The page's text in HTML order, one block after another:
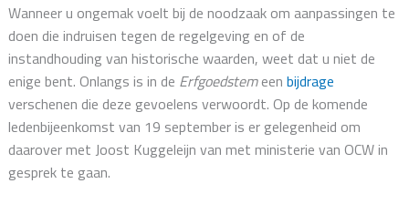
Wanneer u ongemak voelt bij de noodzaak om aanpassingen te
doen die indruisen tegen de regelgeving en of de
instandhouding van historische waarden, weet dat u niet de
enige bent. Onlangs is in de Erfgoedstemeenbijdrage
verschenen die deze gevoelens verwoordt. Op de komende
ledenbijeenkomst van 19 september is er gelegenheid om
daarover met Joost Kuggeleijn van met ministerie van OCW in
gesprek te gaan.